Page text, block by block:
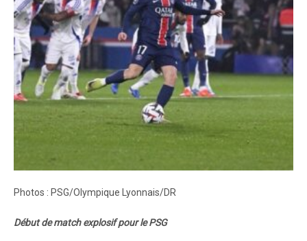
Photos : PSG/Olympique Lyonnais/DR
Début de match explosif pour le PSG